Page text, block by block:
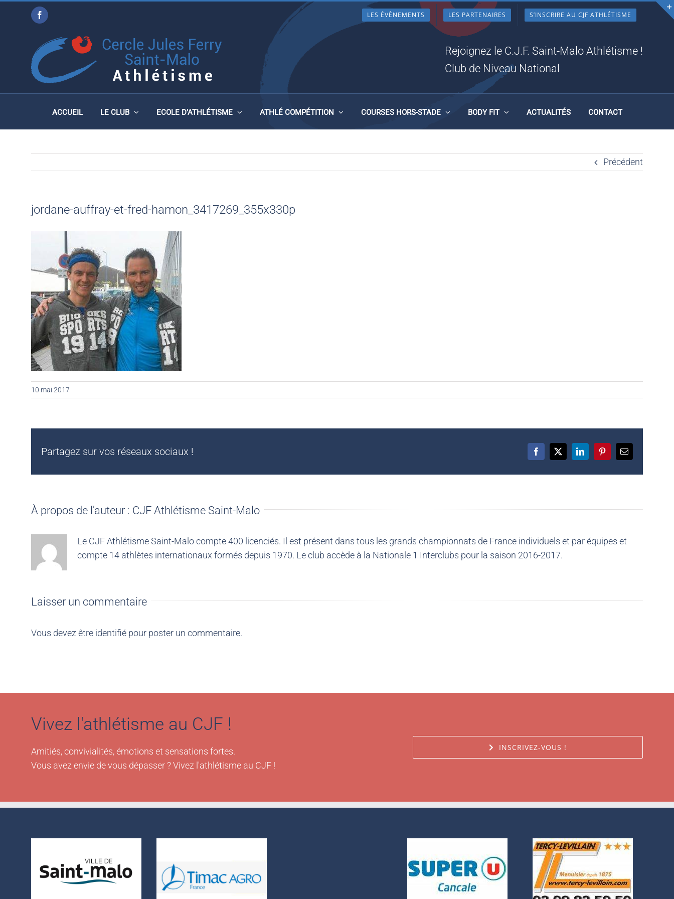
Facebook LES ÉVÈNEMENTS LES PARTENAIRES S’INSCRIRE AU CJF ATHLÉTISME
Rejoignez le C.J.F. Saint-Malo Athlétisme !
Club de Niveau National
ACCUEIL LE CLUB ECOLE D’ATHLÉTISME ATHLÉ COMPÉTITION COURSES HORS-STADE BODY FIT ACTUALITÉS CONTACT
JORDANE-AUFFRAY-ET-FRED-HAMON_3417269_355X330P
Précédent
jordane-auffray-et-fred-hamon_3417269_355x330p
10 mai 2017
Partagez sur vos réseaux sociaux ! Facebook
X LinkedInPinterestEmail
À propos de l'auteur : CJF Athlétisme Saint-Malo
Le CJF Athlétisme Saint-Malo compte 400 licenciés. Il est présent dans tous les grands championnats de France individuels et par équipes et
compte 14 athlètes internationaux formés depuis 1970. Le club accède à la Nationale 1 Interclubs pour la saison 2016-2017.
Laisser un commentaire
Vous devez être identifié pour poster un commentaire.
Vivez l'athlétisme au CJF !
Amitiés, convivialités, émotions et sensations fortes.
Vous avez envie de vous dépasser ? Vivez l'athlétisme au CJF !
INSCRIVEZ-VOUS !